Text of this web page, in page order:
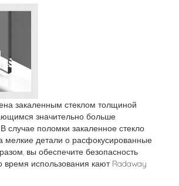
закаленным стеклом толщиной
значительно больше
случае поломки закаленное стекло
мелкие детали о расфокусированные
вы обеспечите безопасность
время использования кают Radaway